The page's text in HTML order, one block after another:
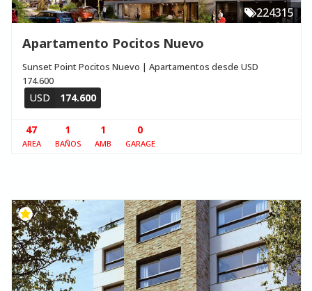
224315
Apartamento Pocitos Nuevo
Sunset Point Pocitos Nuevo | Apartamentos desde USD
174.600
USD 174.600
47
AREA
1
BAÑOS
1
AMB
0
GARAGE